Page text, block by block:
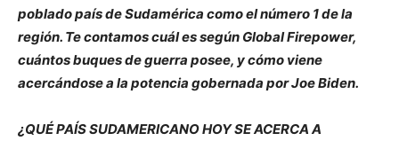
poblado país de Sudamérica como el número 1 de la
región. Te contamos cuál es según Global Firepower,
cuántos buques de guerra posee, y cómo viene
acercándose a la potencia gobernada por Joe Biden.
¿QUÉ PAÍS SUDAMERICANO HOY SE ACERCA A